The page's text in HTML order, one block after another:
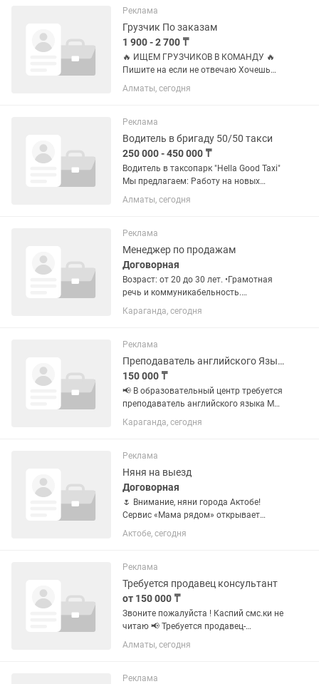
Проводить опросы абонентов – важно
знать их...
Реклама
Грузчик По заказам
1 900 - 2 700 ₸
🔥 ИЩЕМ ГРУЗЧИКОВ В КОМАНДУ 🔥
Пишите на если не отвечаю Хочешь
зарабатывать каждый день и получать
достойные деньги за реальную
25 000 тг В ДЕНЬ 💸 Оплата от...
Алматы, сегодня
Реклама
Водитель в бригаду 50/50 такси
250 000 - 450 000 ₸
Водитель в таксопарк "Hella Good Taxi"
Мы предлагаем: Работу на новых
автомобилях комфорт плюс класса.
Пересменка на территории офиса: в
смены с 10:00 до...
Алматы, сегодня
Реклама
Менеджер по продажам
Договорная
Возраст: от 20 до 30 лет. •Грамотная
речь и коммуникабельность.
•Ответственность и нацеленность на
результат. •Опыт работы в сфере
но готовы обучить перспективных...
Караганда, сегодня
Реклама
Преподаватель английского Языка
150 000 ₸
📢 В образовательный центр требуется
преподаватель английского языка Мы
ищем активного, ответственного и
любящего свою профессию
работы с детьми и...
Караганда, сегодня
Реклама
Няня на выезд
Договорная
🌷 Внимание, няни города Актобе!
Сервис «Мама рядом» открывает
набор нянь в свою команду. Мы
создаем сервис, который помогает
помощников для ухода за детьми на
несколько...
Актобе, сегодня
Реклама
Требуется продавец консультант
от 150 000 ₸
Звоните пожалуйста ! Каспий смс.ки не
читаю 📢 Требуется продавец-
консультант (Алматы) В магазин
женского белья, домашней одежды и
ответственный и доброжелательный...
Алматы, сегодня
Реклама